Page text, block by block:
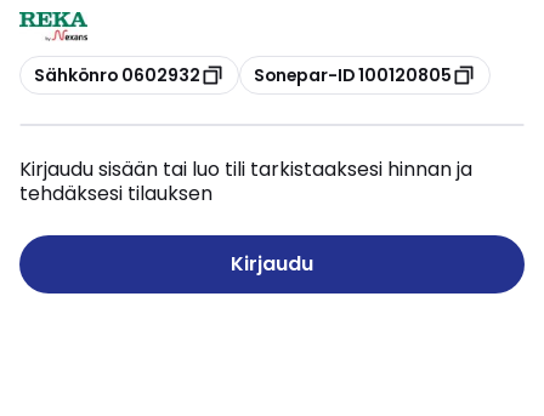
Kopioi
Sähkönro 0602932 Kopioi
Sonepar-ID 100120805
Kirjaudu sisään tai luo tili tarkistaaksesi hinnan ja
tehdäksesi tilauksen
Kirjaudu